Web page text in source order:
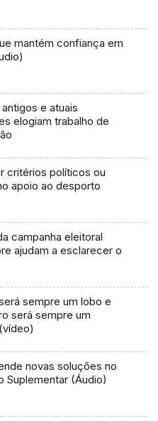
mantém confiança em
e atuais
elogiam trabalho de
critérios políticos ou
apoio ao desporto
campanha eleitoral
ajudam a esclarecer o
sempre um lobo e
será sempre um
novas soluções no
Suplementar (Áudio)